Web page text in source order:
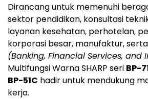
Dirancang untuk memenuhi
sektor pendidikan, konsultasi
layanan kesehatan, perhotelan,
korporasi besar, manufaktur,
(Banking, Financial Services, and
Multifungsi Warna SHARP seri BP-
BP-51C hadir untuk mendukung
kerja.